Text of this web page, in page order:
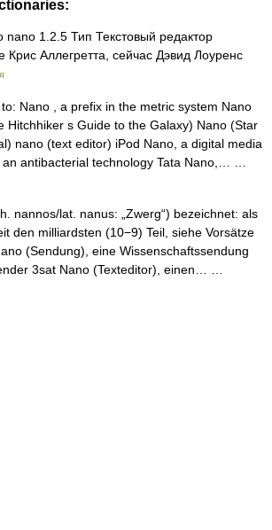
1.2.5 Тип Текстовый редактор
Крис Аллегретта, сейчас Дэвид Лоуренс
Nano , a prefix in the metric system Nano
Hitchhiker s Guide to the Galaxy) Nano (Star
nano (text editor) iPod Nano, a digital media
an antibacterial technology Tata Nano,… …
nannos/lat. nanus: „Zwerg“) bezeichnet: als
den milliardsten (10−9) Teil, siehe Vorsätze
(Sendung), eine Wissenschaftssendung
3sat Nano (Texteditor), einen… …